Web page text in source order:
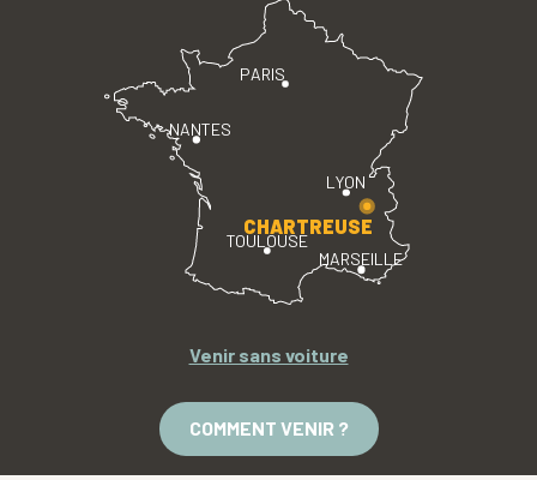
PARIS
LYON
TOULOUSE
MARSEILLE
NANTES
CHARTREUSE
Venir sans voiture
COMMENT VENIR ?